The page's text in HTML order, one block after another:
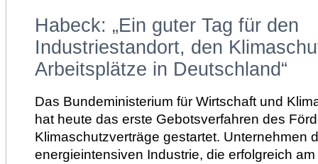
Habeck: „Ein guter Tag für den
Industriestandort, den
Arbeitsplätze in Deutschland“
Das Bundeministerium für Wirtschaft und
hat heute das erste Gebotsverfahren des
Klimaschutzverträge gestartet. Unternehmen
energieintensiven Industrie, die erfolgreich